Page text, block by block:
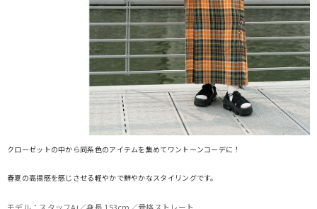
クローゼットの中から同系色のアイテムを集めてワントーンコーデに！
春夏の高揚感を感じさせる軽やかで鮮やかなスタイリングです。